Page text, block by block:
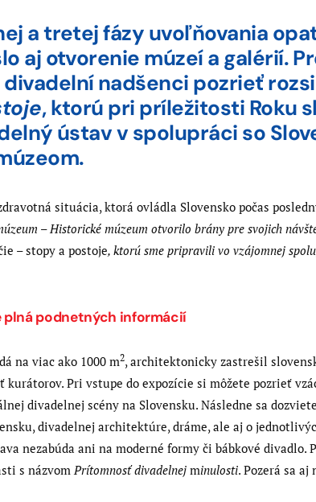
a tretej fázy uvoľňovania
aj otvorenie múzeí a galérií.
nadšenci pozrieť
, ktorú pri príležitosti Roku
ústav v spolupráci so
situácia, ktorá ovládla Slovensko počas
– Historické múzeum otvorilo brány pre svojich
– stopy a postoje, ktorú sme pripravili vo vzájomnej
plná podnetných informácií
na viac ako 1000 m2, architektonicky zastrešil
kurátorov. Pri vstupe do expozície si môžete pozrieť
divadelnej scény na Slovensku. Následne sa
divadelnej architektúre, dráme, ale aj o
nezabúda ani na moderné formy či bábkové divadlo.
s názvomPrítomnosť divadelnej minulosti. Pozerá sa